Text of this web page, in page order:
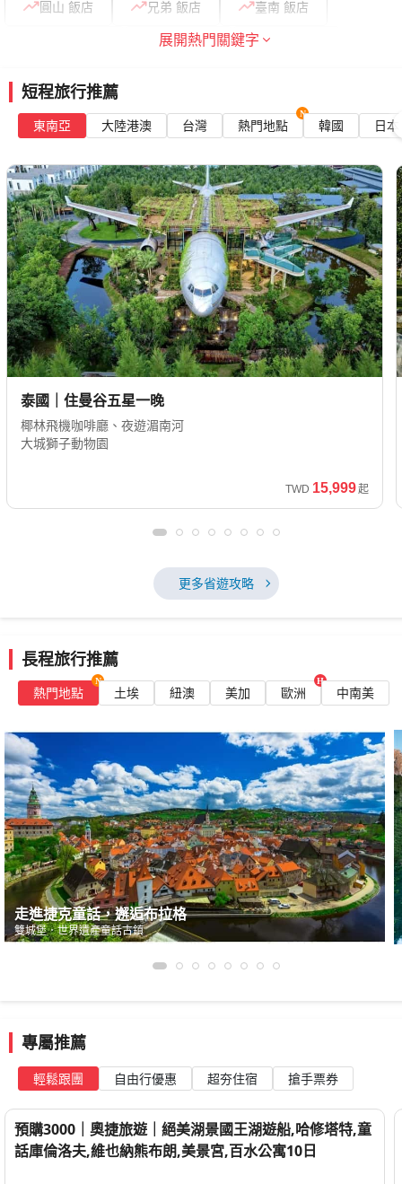
圓山 飯店 兄弟 飯店 臺南 飯店
釜山 機票 福岡 機票
煙波 飯店
展開熱門關鍵字
短程旅行推薦
東南亞 大陸港澳 台灣 熱門地點 韓國 日本
泰國｜住曼谷五星一晚
椰林飛機咖啡廳、夜遊湄南河
大城獅子動物園
TWD 15,999起
更多省遊攻略
長程旅行推薦
熱門地點 土埃 紐澳 美加 歐洲 中南美
走進捷克童話，邂逅布拉格
雙城堡．世界遺產童話古鎮
專屬推薦
輕鬆跟團 自由行優惠 超夯住宿 搶手票券
奧地利，維也納邦
預購3000｜奧捷旅遊｜絕美湖景國王湖遊船,哈修塔特,童
話庫倫洛夫,維也納熊布朗,美景宮,百水公寓10日